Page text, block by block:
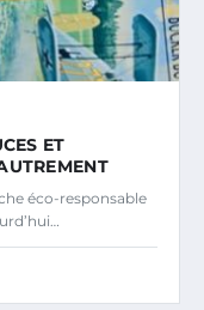
ET
éco-responsable